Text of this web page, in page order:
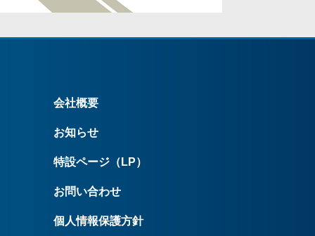
会社概要
お知らせ
特設ページ（LP）
お問い合わせ
個人情報保護方針